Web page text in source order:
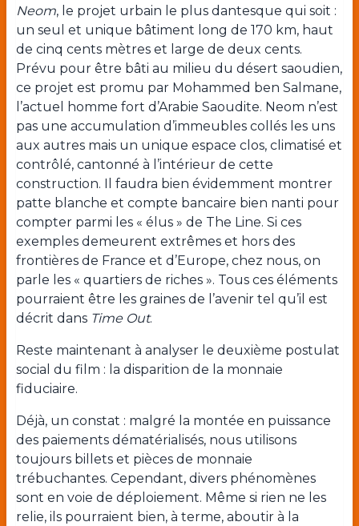
Neom, le projet urbain le plus dantesque qui soit :
un seul et unique bâtiment long de 170 km, haut
de cinq cents mètres et large de deux cents.
Prévu pour être bâti au milieu du désert saoudien,
ce projet est promu par Mohammed ben Salmane,
l’actuel homme fort d’Arabie Saoudite. Neom n’est
pas une accumulation d’immeubles collés les uns
aux autres mais un unique espace clos, climatisé et
contrôlé, cantonné à l’intérieur de cette
construction. Il faudra bien évidemment montrer
patte blanche et compte bancaire bien nanti pour
compter parmi les « élus » de The Line. Si ces
exemples demeurent extrêmes et hors des
frontières de France et d’Europe, chez nous, on
parle les « quartiers de riches ». Tous ces éléments
pourraient être les graines de l’avenir tel qu’il est
décrit dans Time Out.
Reste maintenant à analyser le deuxième postulat
social du film : la disparition de la monnaie
fiduciaire.
Déjà, un constat : malgré la montée en puissance
des paiements dématérialisés, nous utilisons
toujours billets et pièces de monnaie
trébuchantes. Cependant, divers phénomènes
sont en voie de déploiement. Même si rien ne les
relie, ils pourraient bien, à terme, aboutir à la